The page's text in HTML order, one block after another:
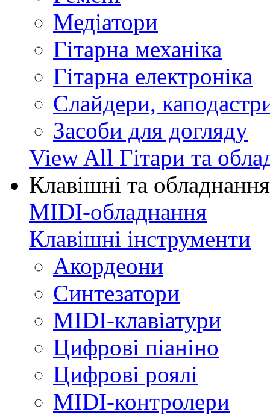
Медіатори
Гітарна механіка
Гітарна електроніка
Слайдери,
Засоби для догляду
View All Гітари та
Клавішні та обладнання
MIDI-обладнання
Клавішні інструменти
Акордеони
Синтезатори
MIDI-клавіатури
Цифрові піаніно
Цифрові роялі
MIDI-контролери